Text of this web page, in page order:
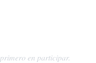
en participar.